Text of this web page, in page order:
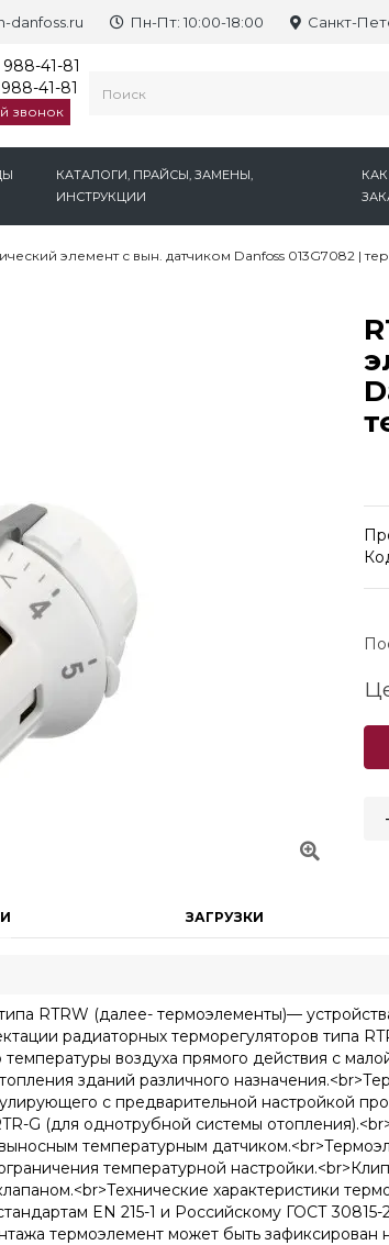
danfoss.ru Пн-Пт: 10:00-18:00 Санкт-
988-41-81
41-81
звонок
КАТАЛОГИ, ПРАЙСЫ, ЗАМЕНЫ,
ИНСТРУКЦИИ
КАК
элемент с вын. датчиком Danfoss 013G7082 |
ЗАГРУЗКИ
RTRW (далее- термоэлементы)—
радиаторных терморегуляторов типа
воздуха прямого действия с
зданий различного
с предварительной настройкой
G (для однотрубной системы
температурным
температурной
характеристики
EN 215-1 и Российскому ГОСТ
термоэлемент может быть зафиксирован